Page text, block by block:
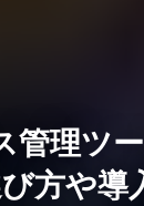
管理ツ
方や導